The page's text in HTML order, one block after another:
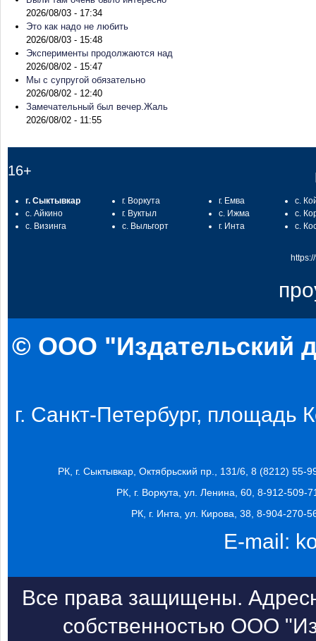
2026/08/03 - 17:34
Это как надо не любить
2026/08/03 - 15:48
Эксперименты продолжаются над
2026/08/02 - 15:47
Мы с супругой обязательно
2026/08/02 - 12:40
Замечательный был вечер.Жаль
2026/08/02 - 11:55
16+
г. Сыктывкар
с. Айкино
с. Визинга
г. Воркута
г. Вуктыл
с. Выльгорт
г. Емва
с. Ижма
г. Инта
с.
с.
с.
© ООО "Издательский
г. Санкт-Петербург, площадь
РК, г. Сыктывкар, Октябрьский пр., 131/6, 8 (8212) 55-
РК, г. Воркута, ул. Ленина, 60, 8-912-509-
РК, г. Инта, ул. Кирова, 38, 8-904-270-
E-mail:
Все права защищены.
собственностью ООО